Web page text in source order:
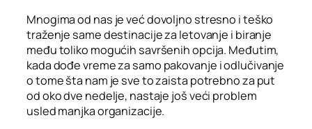
Mnogima od nas je već dovoljno stresno i teško
traženje same destinacije za letovanje i biranje
među toliko mogućih savršenih opcija. Međutim,
kada dođe vreme za samo pakovanje i odlučivanje
o tome šta nam je sve to zaista potrebno za put
od oko dve nedelje, nastaje još veći problem
usled manjka organizacije.